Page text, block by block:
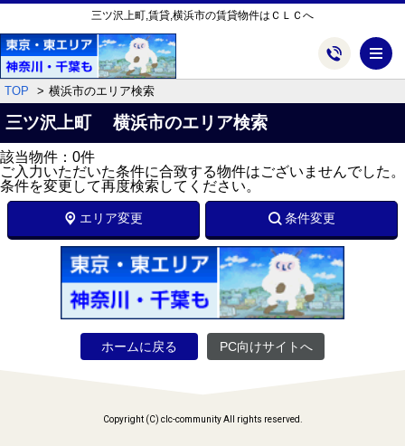
三ツ沢上町,賃貸,横浜市の賃貸物件はＣＬＣへ
TOP 横浜市のエリア検索
三ツ沢上町 横浜市のエリア検索
該当物件：0件
ご入力いただいた条件に合致する物件はございませんでした。
条件を変更して再度検索してください。
エリア変更 条件変更
ホームに戻る PC向けサイトへ
Copyright (C) clc-community All rights reserved.